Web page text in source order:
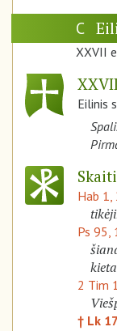
C
XXVII
Eilinis
Hab
Ps 95,
2 Tim
† Lk